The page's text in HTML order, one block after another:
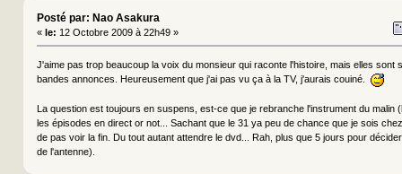
Posté par: Nao Asakura
« le: 12 Octobre 2009 à 22h49 »
J'aime pas trop beaucoup la voix du monsieur qui raconte l'histoire, mais elles sont
bandes annonces. Heureusement que j'ai pas vu ça à la TV, j'aurais couiné.
La question est toujours en suspens, est-ce que je rebranche l'instrument du malin
les épisodes en direct or not... Sachant que le 31 ya peu de chance que je sois
de pas voir la fin. Du tout autant attendre le dvd... Rah, plus que 5 jours pour
de l'antenne).